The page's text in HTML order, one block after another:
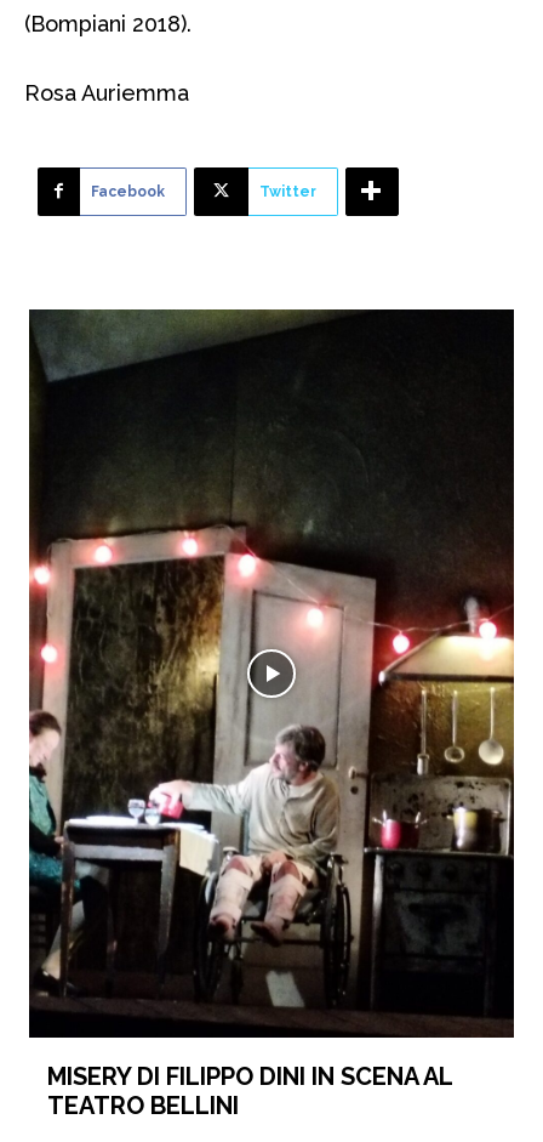
(Bompiani 2018).
Rosa Auriemma
Facebook Twitter
MISERY DI FILIPPO DINI IN SCENA AL
TEATRO BELLINI